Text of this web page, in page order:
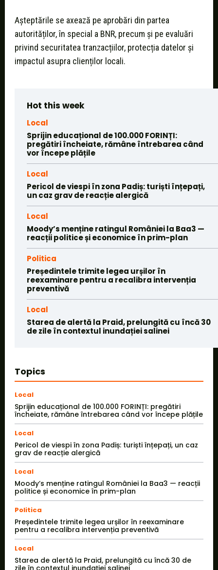
Așteptările se axează pe aprobări din partea
autorităților, în special a BNR, precum și pe evaluări
privind securitatea tranzacțiilor, protecția datelor și
impactul asupra clienților locali.
Hot this week
Local
Sprijin educațional de 100.000 FORINȚI:
pregătiri încheiate, rămâne întrebarea când
vor începe plățile
Local
Pericol de viespi în zona Padiș: turiști înțepați,
un caz grav de reacție alergică
Local
Moody’s menține ratingul României la Baa3 —
reacții politice și economice în prim-plan
Politica
Președintele trimite legea urșilor în
reexaminare pentru a recalibra intervenția
preventivă
Local
Starea de alertă la Praid, prelungită cu încă 30
de zile în contextul inundației salinei
Topics
Local
Sprijin educațional de 100.000 FORINȚI: pregătiri
încheiate, rămâne întrebarea când vor începe plățile
Local
Pericol de viespi în zona Padiș: turiști înțepați, un caz
grav de reacție alergică
Local
Moody’s menține ratingul României la Baa3 — reacții
politice și economice în prim-plan
Politica
Președintele trimite legea urșilor în reexaminare
pentru a recalibra intervenția preventivă
Local
Starea de alertă la Praid, prelungită cu încă 30 de